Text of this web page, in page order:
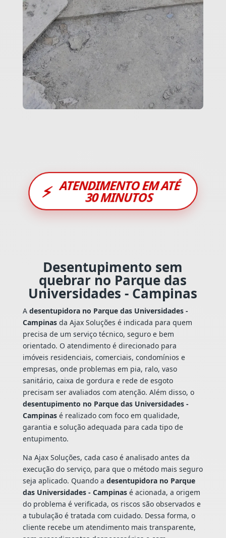
⚡ ATENDIMENTO EM ATÉ
30 MINUTOS
Desentupimento sem
quebrar no Parque das
Universidades - Campinas
A desentupidora no Parque das Universidades -
Campinasda Ajax Soluções é indicada para quem
precisa de um serviço técnico, seguro e bem
orientado. O atendimento é direcionado para
imóveis residenciais, comerciais, condomínios e
empresas, onde problemas em pia, ralo, vaso
sanitário, caixa de gordura e rede de esgoto
precisam ser avaliados com atenção. Além disso, o
desentupimento no Parque das Universidades -
Campinasé realizado com foco em qualidade,
garantia e solução adequada para cada tipo de
entupimento.
Na Ajax Soluções, cada caso é analisado antes da
execução do serviço, para que o método mais seguro
seja aplicado. Quando a desentupidora no Parque
das Universidades - Campinasé acionada, a origem
do problema é verificada, os riscos são observados e
a tubulação é tratada com cuidado. Dessa forma, o
cliente recebe um atendimento mais transparente,